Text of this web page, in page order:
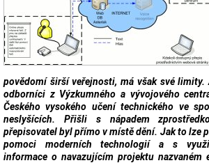
povědomí širší veřejnosti, má však své
odborníci z Výzkumného a vývojového
Českého vysokého učení technického ve
neslyšících. Přišli s nápadem
přepisovatel byl přímo v místě dění. Jak to lze
pomoci moderních technologií a s
informace o navazujícím projektu nazvaném